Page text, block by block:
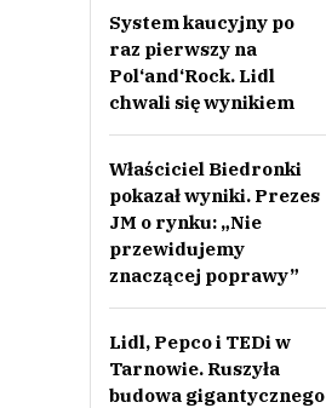
System kaucyjny po
raz pierwszy na
Pol‘and‘Rock. Lidl
chwali się wynikiem
Właściciel Biedronki
pokazał wyniki. Prezes
JM o rynku: „Nie
przewidujemy
znaczącej poprawy”
Lidl, Pepco i TEDi w
Tarnowie. Ruszyła
budowa gigantycznego